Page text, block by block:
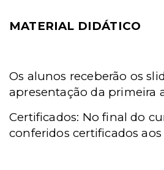
MATERIAL DIDÁTICO
Os alunos receberão os
apresentação da primeira
Certificados: No final do
conferidos certificados